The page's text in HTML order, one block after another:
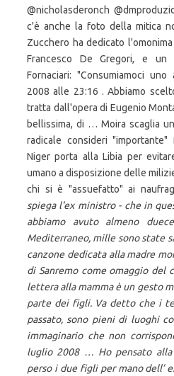
@nicholasderonch
c'è anche la foto della mitica
Zucchero ha dedicato
Francesco De Gregori, e un
Fornaciari: "Consumiamoci
2008 alle 23:16 . Abbiamo
tratta dall'opera di Eugenio
bellissima, di … Moira scaglia
radicale consideri
Niger porta alla Libia per
umano a disposizione delle
chi si è "assuefatto" ai
spiega l'ex ministro - che in
abbiamo avuto almeno
Mediterraneo, mille sono state
canzone dedicata alla madre
di Sanremo come omaggio del
lettera alla mamma è un gesto
parte dei figli. Va detto che i
passato, sono pieni di luoghi
immaginario che non
luglio 2008 … Ho pensato alla
perso i due figli per mano dell’